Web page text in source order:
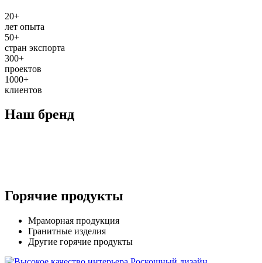
20+
лет опыта
50+
стран экспорта
300+
проектов
1000+
клиентов
Наш бренд
Горячие продукты
Мраморная продукция
Гранитные изделия
Другие горячие продукты